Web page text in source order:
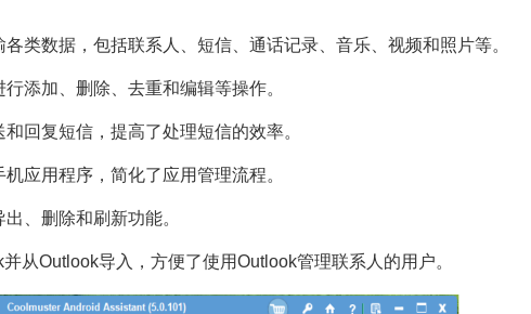
类数据，包括联系人、短信、通话记录、音乐、视频和照片等。
添加、删除、去重和编辑等操作。
回复短信，提高了处理短信的效率。
应用程序，简化了应用管理流程。
、删除和刷新功能。
从Outlook导入，方便了使用Outlook管理联系人的用户。